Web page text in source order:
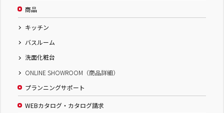
商品
キッチン
バスルーム
洗面化粧台
ONLINE SHOWROOM（商品詳細）
プランニングサポート
WEBカタログ・カタログ請求